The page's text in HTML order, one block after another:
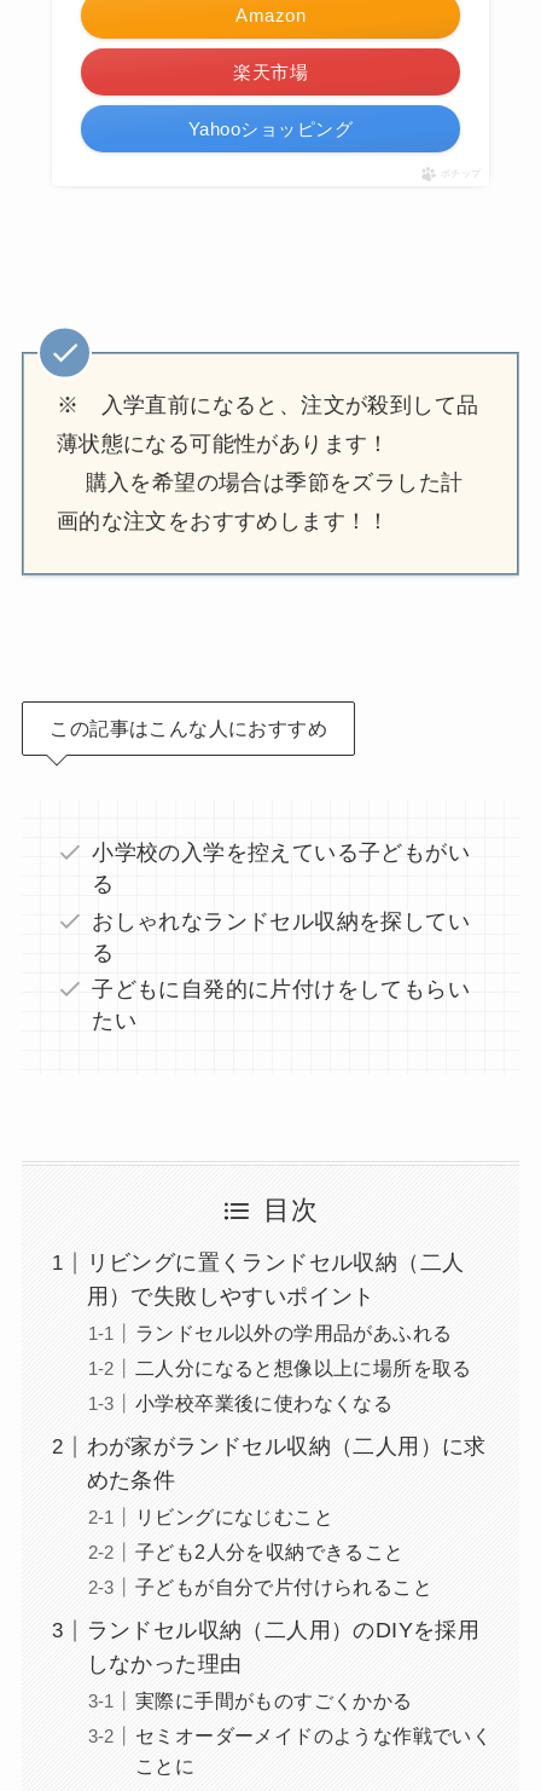
Amazon
楽天市場
Yahooショッピング
ポチップ
※ 入学直前になると、注文が殺到して品
薄状態になる可能性があります！
購入を希望の場合は季節をズラした計
画的な注文をおすすめします！！
この記事はこんな人におすすめ
小学校の入学を控えている子どもがい
る
おしゃれなランドセル収納を探してい
る
子どもに自発的に片付けをしてもらい
たい
目次
リビングに置くランドセル収納（二人
用）で失敗しやすいポイント
ランドセル以外の学用品があふれる
二人分になると想像以上に場所を取る
小学校卒業後に使わなくなる
わが家がランドセル収納（二人用）に求
めた条件
リビングになじむこと
子ども2人分を収納できること
子どもが自分で片付けられること
ランドセル収納（二人用）のDIYを採用
しなかった理由
実際に手間がものすごくかかる
セミオーダーメイドのような作戦でいく
ことに